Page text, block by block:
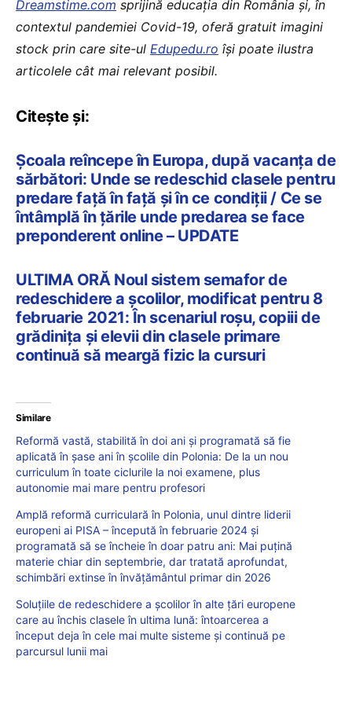
Dreamstime.com sprijină educaţia din România şi, în
contextul pandemiei Covid-19, oferă gratuit imagini
stock prin care site-ul Edupedu.ro îşi poate ilustra
articolele cât mai relevant posibil.
Citește și:
Școala reîncepe în Europa, după vacanța de
sărbători: Unde se redeschid clasele pentru
predare față în față și în ce condiții / Ce se
întâmplă în țările unde predarea se face
preponderent online – UPDATE
ULTIMA ORĂ Noul sistem semafor de
redeschidere a școlilor, modificat pentru 8
februarie 2021: În scenariul roșu, copiii de
grădinița și elevii din clasele primare
continuă să meargă fizic la cursuri
Similare
Reformă vastă, stabilită în doi ani și programată să fie
aplicată în șase ani în școlile din Polonia: De la un nou
curriculum în toate ciclurile la noi examene, plus
autonomie mai mare pentru profesori
Amplă reformă curriculară în Polonia, unul dintre liderii
europeni ai PISA – începută în februarie 2024 și
programată să se încheie în doar patru ani: Mai puțină
materie chiar din septembrie, dar tratată aprofundat,
schimbări extinse în învățământul primar din 2026
Soluțiile de redeschidere a școlilor în alte țări europene
care au închis clasele în ultima lună: întoarcerea a
început deja în cele mai multe sisteme și continuă pe
parcursul lunii mai